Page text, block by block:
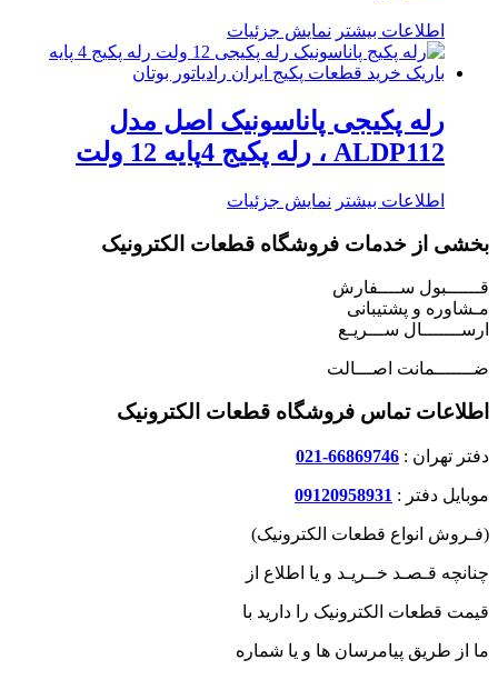
اطلاعات بیشتر نمایش جزئیات
رله پکیجی پاناسونیک اصل مدل
ALDP112 ، رله پکیج 4پایه 12 ولت
اطلاعات بیشتر نمایش جزئیات
بخشی از خدمات فروشگاه قطعات الکترونیک
قــــــبول ســــفارش
مـشاوره و پشتیبانی
ارســـــــال ســـریـع
ضـــــــمانت اصـــالت
اطلاعات تماس فروشگاه قطعات الکترونیک
دفتر تهران : 66869746-021
موبایل دفتر : 09120958931
(فـروش انواع قطعات الکترونیک)
چنانچه قـصـد خــریـد و یا اطلاع از
قیمت قطعات الکترونیک را دارید با
ما از طریق پیامرسان ها و یا شماره